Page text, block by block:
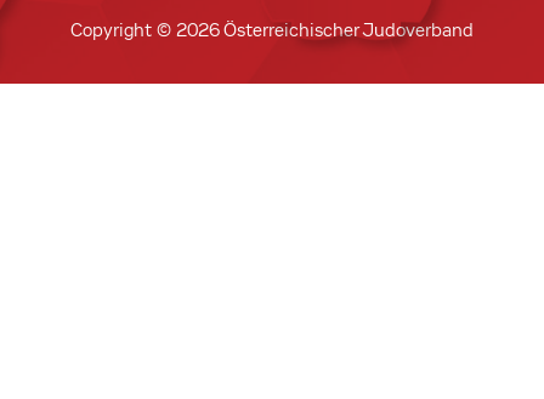
Copyright © 2026 Österreichischer Judoverband